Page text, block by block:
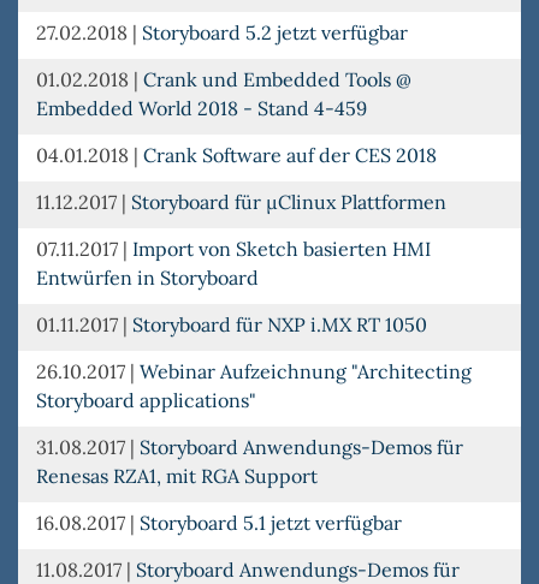
27.02.2018 | Storyboard 5.2 jetzt verfügbar
01.02.2018 | Crank und Embedded Tools @
Embedded World 2018 - Stand 4-459
04.01.2018 | Crank Software auf der CES 2018
11.12.2017 | Storyboard für µClinux Plattformen
07.11.2017 | Import von Sketch basierten HMI
Entwürfen in Storyboard
01.11.2017 | Storyboard für NXP i.MX RT 1050
26.10.2017 | Webinar Aufzeichnung "Architecting
Storyboard applications"
31.08.2017 | Storyboard Anwendungs-Demos für
Renesas RZA1, mit RGA Support
16.08.2017 | Storyboard 5.1 jetzt verfügbar
11.08.2017 | Storyboard Anwendungs-Demos für